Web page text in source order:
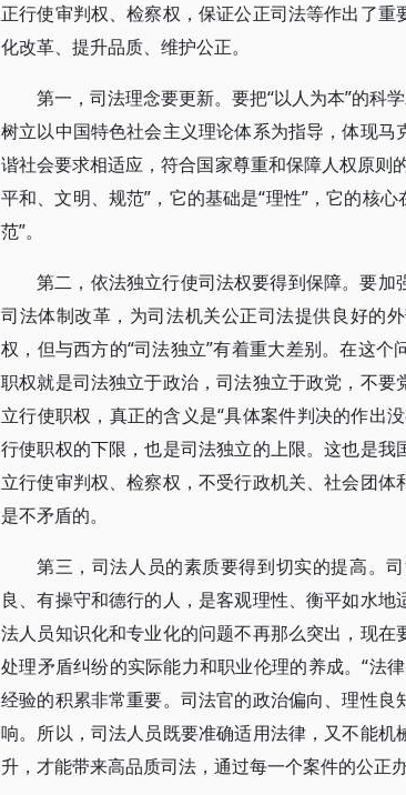
正行使审判权、检察权，保证公正司法等作出了
化改革、提升品质、维护公正。
第一，司法理念要更新。要把“以人为本”的科
树立以中国特色社会主义理论体系为指导，体现
谐社会要求相适应，符合国家尊重和保障人权原则
平和、文明、规范”，它的基础是“理性”，它的核
范”。
第二，依法独立行使司法权要得到保障。要
司法体制改革，为司法机关公正司法提供良好的
权，但与西方的“司法独立”有着重大差别。在这
职权就是司法独立于政治，司法独立于政党，不
立行使职权，真正的含义是“具体案件判决的作出
行使职权的下限，也是司法独立的上限。这也是
立行使审判权、检察权，不受行政机关、社会团
是不矛盾的。
第三，司法人员的素质要得到切实的提高。
良、有操守和德行的人，是客观理性、衡平如水
法人员知识化和专业化的问题不再那么突出，现
处理矛盾纠纷的实际能力和职业伦理的养成。“法
经验的积累非常重要。司法官的政治偏向、理性
响。所以，司法人员既要准确适用法律，又不能
升，才能带来高品质司法，通过每一个案件的公正